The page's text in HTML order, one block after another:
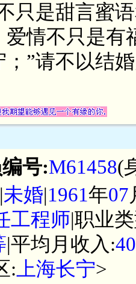
只是甜言蜜
情不只是有
”请不以结
号:M61458(
|未婚|1961年07
工程师|职业
|平均月收入:
: 上海长宁>